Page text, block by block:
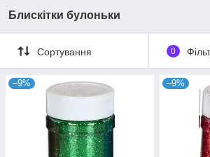
Блискітки булоньки
Сортування 0
–9% –9%